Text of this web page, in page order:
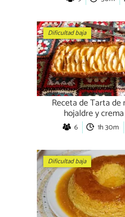
Dificultad baja
Receta de Tarta de
hojaldre y
6 1h 30m
Dificultad baja